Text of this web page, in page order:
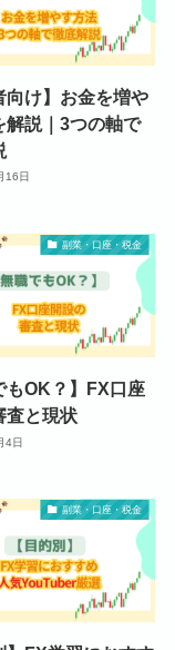
向け】お金を増や
解説｜3つの軸で
16日
副業・口座・税金
もOK？】FX口座
査と現状
4日
副業・口座・税金